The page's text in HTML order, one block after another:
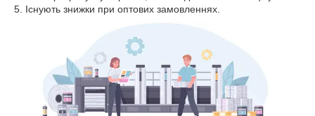
5. Існують знижки при оптових замовленнях.